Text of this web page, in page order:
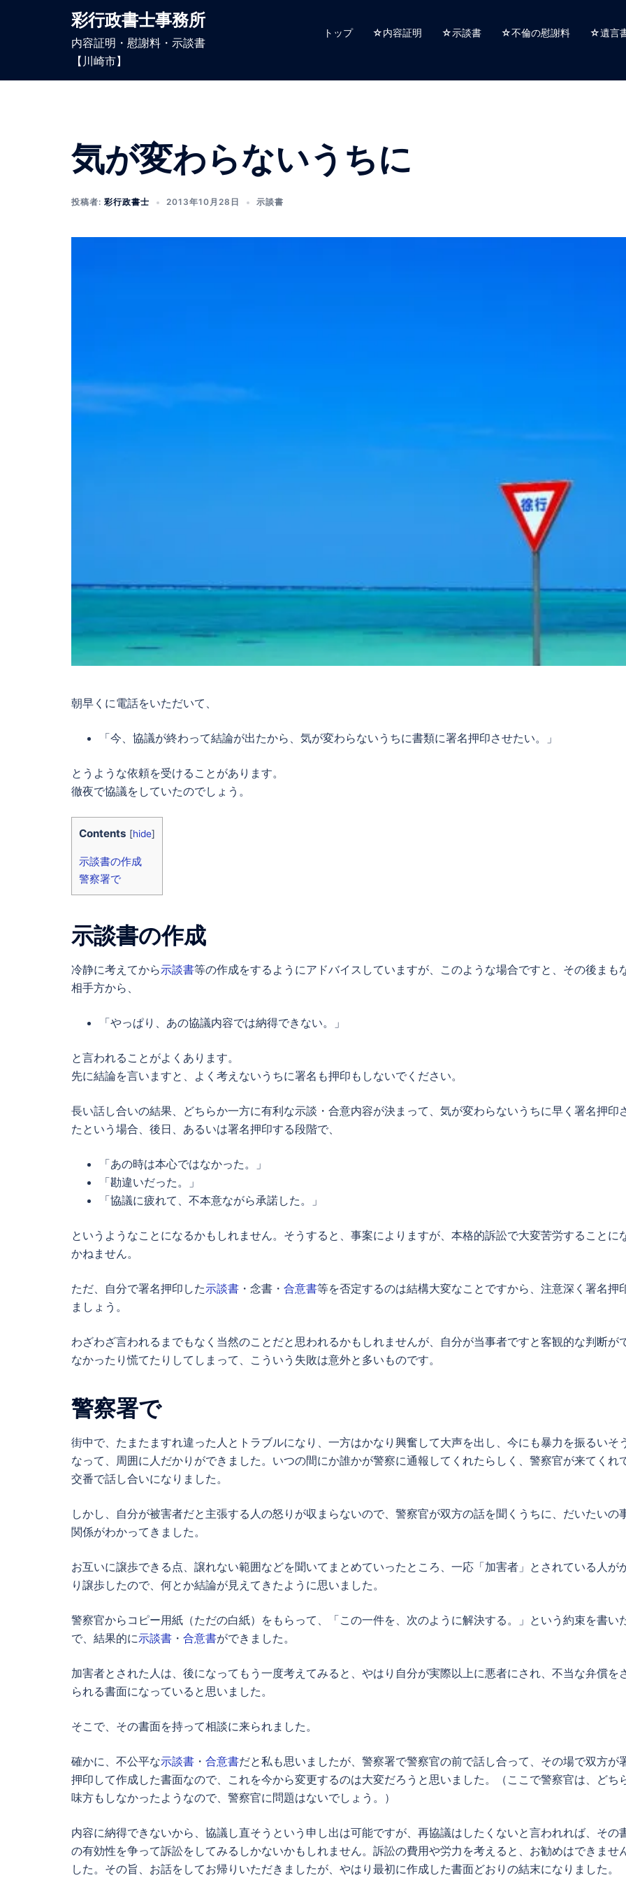
ツ
彩行政書士事務所
内容証明・慰謝料・示談書
【川崎市】
トップ ☆内容証明 ☆示談書 ☆不倫の慰謝料 ☆遺言
気が変わらないうちに
投稿者: 彩行政書士 2013年10月28日 示談書
朝早くに電話をいただいて、
「今、協議が終わって結論が出たから、気が変わらないうちに書類に署名押印させたい。」
とうような依頼を受けることがあります。
徹夜で協議をしていたのでしょう。
Contents [hide]
示談書の作成
警察署で
示談書の作成
冷静に考えてから示談書等の作成をするようにアドバイスしていますが、このような場合ですと、その後まも
相手方から、
「やっぱり、あの協議内容では納得できない。」
と言われることがよくあります。
先に結論を言いますと、よく考えないうちに署名も押印もしないでください。
長い話し合いの結果、どちらか一方に有利な示談・合意内容が決まって、気が変わらないうちに早く署名押印
たという場合、後日、あるいは署名押印する段階で、
「あの時は本心ではなかった。」
「勘違いだった。」
「協議に疲れて、不本意ながら承諾した。」
というようなことになるかもしれません。そうすると、事案によりますが、本格的訴訟で大変苦労することに
かねません。
ただ、自分で署名押印した示談書 ・念書・ 合意書等を否定するのは結構大変なことですから、注意深く署名押
ましょう。
わざわざ言われるまでもなく当然のことだと思われるかもしれませんが、自分が当事者ですと客観的な判断が
なかったり慌てたりしてしまって、こういう失敗は意外と多いものです。
警察署で
街中で、たまたますれ違った人とトラブルになり、一方はかなり興奮して大声を出し、今にも暴力を振るいそ
なって、周囲に人だかりができました。いつの間にか誰かが警察に通報してくれたらしく、警察官が来てくれて
交番で話し合いになりました。
しかし、自分が被害者だと主張する人の怒りが収まらないので、警察官が双方の話を聞くうちに、だいたいの
関係がわかってきました。
お互いに譲歩できる点、譲れない範囲などを聞いてまとめていったところ、一応「加害者」とされている人が
り譲歩したので、何とか結論が見えてきたように思いました。
警察官からコピー用紙（ただの白紙）をもらって、「この一件を、次のように解決する。」という約束を書い
で、結果的に示談書 ・ 合意書ができました。
加害者とされた人は、後になってもう一度考えてみると、やはり自分が実際以上に悪者にされ、不当な弁償を
られる書面になっていると思いました。
そこで、その書面を持って相談に来られました。
確かに、不公平な示談書 ・ 合意書だと私も思いましたが、警察署で警察官の前で話し合って、その場で双方が
押印して作成した書面なので、これを今から変更するのは大変だろうと思いました。（ここで警察官は、どち
味方もしなかったようなので、警察官に問題はないでしょう。）
内容に納得できないから、協議し直そうという申し出は可能ですが、再協議はしたくないと言われれば、その
の有効性を争って訴訟をしてみるしかないかもしれません。訴訟の費用や労力を考えると、お勧めはできませ
した。その旨、お話をしてお帰りいただきましたが、やはり最初に作成した書面どおりの結末になりました。